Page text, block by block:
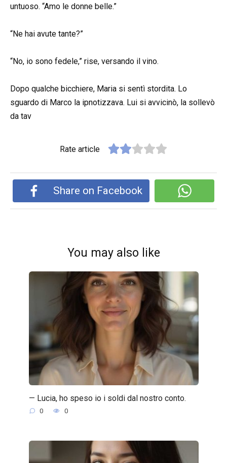
untuoso. “Amo le donne belle.”
“Ne hai avute tante?”
“No, io sono fedele,” rise, versando il vino.
Dopo qualche bicchiere, Maria si sentì stordita. Lo
sguardo di Marco la ipnotizzava. Lui si avvicinò, la sollevò
da tav
Rate article
Share on Facebook
You may also like
— Lucia, ho speso io i soldi dal nostro conto.
0 0